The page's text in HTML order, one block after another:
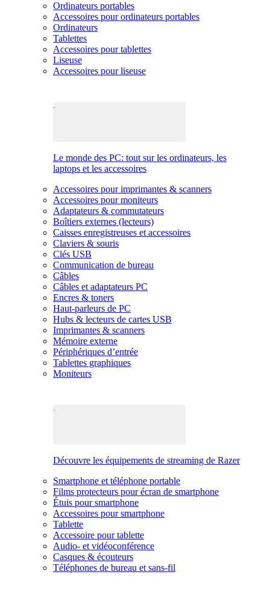
Ordinateurs portables
Accessoires pour ordinateurs portables
Ordinateurs
Tablettes
Accessoires pour tablettes
Liseuse
Accessoires pour liseuse
Le monde des PC: tout sur les ordinateurs, les
laptops et les accessoires
Accessoires pour imprimantes & scanners
Accessoires pour moniteurs
Adaptateurs & commutateurs
Boîtiers externes (lecteurs)
Caisses enregistreuses et accessoires
Claviers & souris
Clés USB
Communication de bureau
Câbles
Câbles et adaptateurs PC
Encres & toners
Haut-parleurs de PC
Hubs & lecteurs de cartes USB
Imprimantes & scanners
Mémoire externe
Périphériques d’entrée
Tablettes graphiques
Moniteurs
Découvre les équipements de streaming de Razer
Smartphone et téléphone portable
Films protecteurs pour écran de smartphone
Étuis pour smartphone
Accessoires pour smartphone
Tablette
Accessoire pour tablette
Audio- et vidéoconférence
Casques & écouteurs
Téléphones de bureau et sans-fil